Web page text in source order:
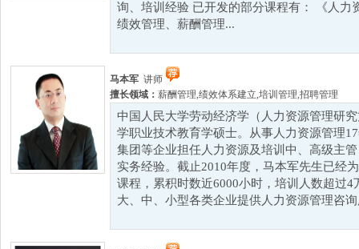
询、培训经验 已开发的部分课程有： 《人力
绩效管理、薪酬管理...
马本军 讲师
擅长领域： 薪酬管理,绩效体系建立,培训管理,招聘管理
中国人民大学劳动经济学（人力资源管理研
学职业技术教育学硕士。从事人力资源管理
集团等企业担任人力资源及培训中、高级主
实务经验。截止2010年度，马本军先生已经
课程，累积时数近6000小时，培训人数超过
大、中、小型各类企业提供人力资源管理咨